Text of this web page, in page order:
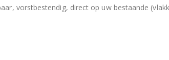
vorstbestendig, direct op uw bestaande